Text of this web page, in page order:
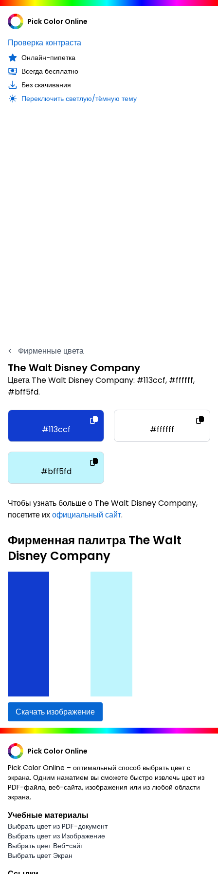
Pick Color Online
Проверка контраста
Онлайн-пипетка
Всегда бесплатно
Без скачивания
Переключить светлую/тёмную тему
< Фирменные цвета
The Walt Disney Company
Цвета The Walt Disney Company: #113ccf, #ffffff,
#bff5fd.
#113ccf #ffffff
#bff5fd
Чтобы узнать больше о The Walt Disney Company,
посетите ихофициальный сайт.
Фирменная палитра The Walt
Disney Company
Скачать изображение
Pick Color Online
Pick Color Online – оптимальный способ выбрать цвет с
экрана. Одним нажатием вы сможете быстро извлечь цвет из
PDF-файла, веб-сайта, изображения или из любой области
экрана.
Учебные материалы
Выбрать цвет из PDF-документ
Выбрать цвет из Изображение
Выбрать цвет Веб-сайт
Выбрать цвет Экран